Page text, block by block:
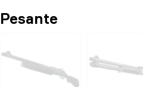
Pesante